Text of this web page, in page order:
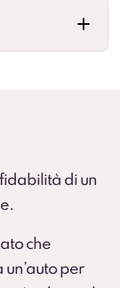
di un
che
per